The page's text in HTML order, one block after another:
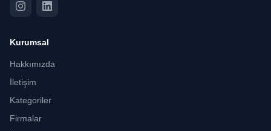
Kurumsal
Hakkımızda
İletişim
Kategoriler
Firmalar